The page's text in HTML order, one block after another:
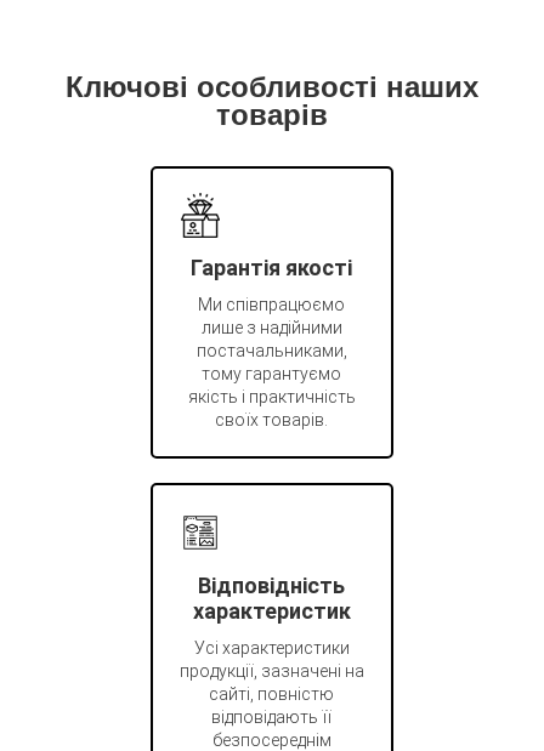
Ключові особливості наших
товарів
Гарантія якості
Ми співпрацюємо
лише з надійними
постачальниками,
тому гарантуємо
якість і практичність
своїх товарів.
Відповідність
характеристик
Усі характеристики
продукції, зазначені на
сайті, повністю
відповідають її
безпосереднім